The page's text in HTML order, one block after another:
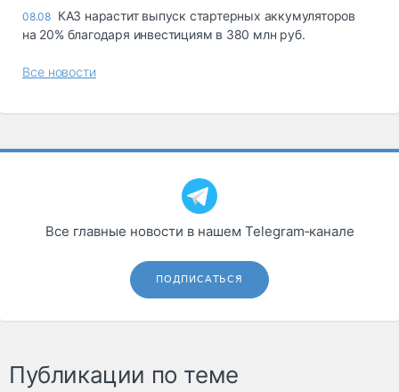
08.08 КАЗ нарастит выпуск стартерных аккумуляторов
на 20% благодаря инвестициям в 380 млн руб.
Все новости
Все главные новости в нашем Telegram‑канале
ПОДПИСАТЬСЯ
Публикации по теме